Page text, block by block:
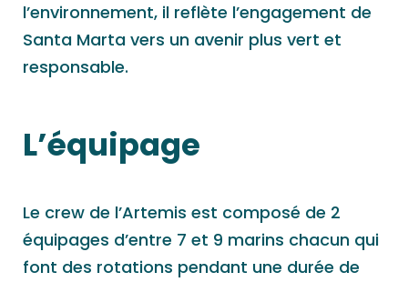
l’environnement, il reflète l’engagement de
Santa Marta vers un avenir plus vert et
responsable.
L’équipage
Le crew de l’Artemis est composé de 2
équipages d’entre 7 et 9 marins chacun qui
font des rotations pendant une durée de